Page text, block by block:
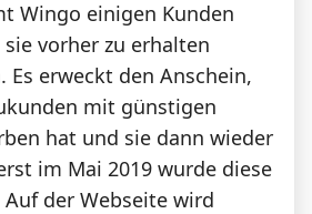
Wingo einigen Kunden
vorher zu erhalten
Es erweckt den Anschein,
mit günstigen
hat und sie dann wieder
im Mai 2019 wurde diese
der Webseite wird